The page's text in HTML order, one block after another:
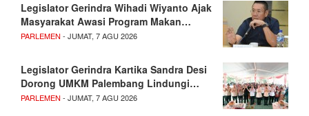
Legislator Gerindra Wihadi Wiyanto Ajak
Masyarakat Awasi Program Makan…
PARLEMEN - JUMAT, 7 AGU 2026
Legislator Gerindra Kartika Sandra Desi
Dorong UMKM Palembang Lindungi…
PARLEMEN - JUMAT, 7 AGU 2026